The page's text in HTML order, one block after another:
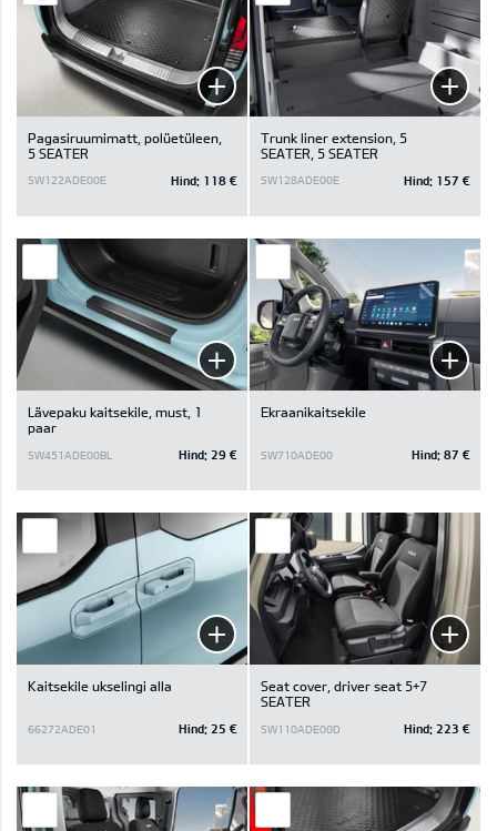
Pagasiruumimatt, polüetüleen,
5 SEATER
SW122ADE00E Hind: 118 €
Trunk liner extension, 5
SEATER, 5 SEATER
SW128ADE00E Hind: 157 €
Lävepaku kaitsekile, must, 1
paar
SW451ADE00BL Hind: 29 €
Ekraanikaitsekile
SW710ADE00 Hind: 87 €
Kaitsekile ukselingi alla
66272ADE01 Hind: 25 €
Seat cover, driver seat 5+7
SEATER
SW110ADE00D Hind: 223 €